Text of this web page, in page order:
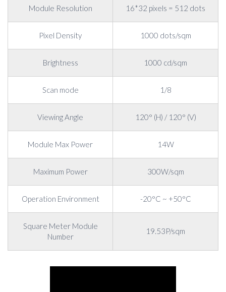
Module Resolution 16*32 pixels = 512 dots
Pixel Density 1000 dots/sqm
Brightness 1000 cd/sqm
Scan mode 1/8
Viewing Angle 120° (H) / 120° (V)
Module Max Power 14W
Maximum Power 300W/sqm
Operation Environment -20°C ~ +50°C
Square Meter Module
Number
19.53P/sqm